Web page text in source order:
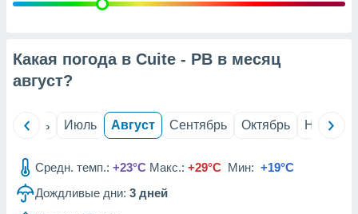
данных
Какая погода в Cuite - PB в месяц
август?
Июнь Июль Август Сентябрь Октябрь Ноябрь
Средн. темп.: +23°C Макс.: +29°C Мин: +19°C
Дождливые дни: 3 дней